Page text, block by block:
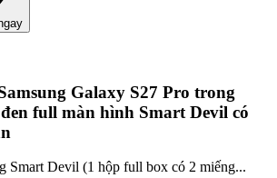
Galaxy S27 Pro trong
full màn hình Smart Devil có
Smart Devil (1 hộp full box có 2 miếng...